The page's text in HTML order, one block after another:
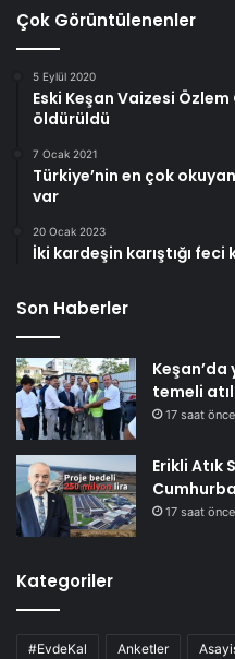
Çok Görüntülenenler
5 Eylül 2020
Eski Keşan Vaizesi
öldürüldü
7 Ocak 2021
Türkiye’nin en çok
var
20 Ocak 2023
İki kardeşin karıştığı
Son Haberler
Keşan’da
temeli
17 saat önce
Erikli Atık
17 saat önce
Kategoriler
#EvdeKal Anketler